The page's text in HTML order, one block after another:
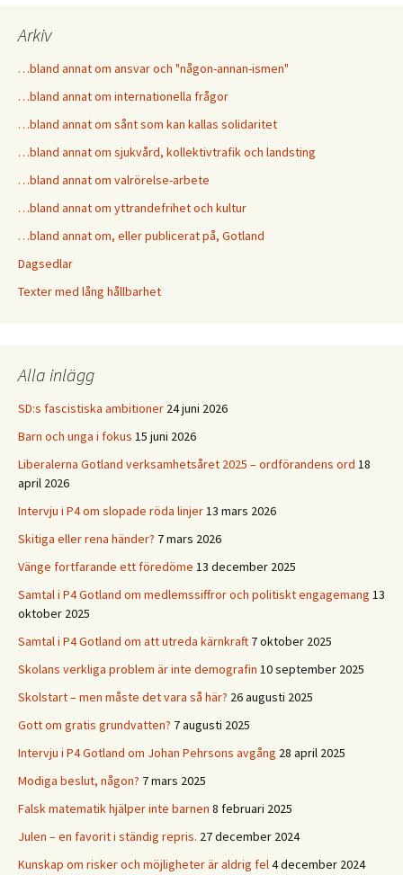
Arkiv
…bland annat om ansvar och "någon-annan-ismen"
…bland annat om internationella frågor
…bland annat om sånt som kan kallas solidaritet
…bland annat om sjukvård, kollektivtrafik och landsting
…bland annat om valrörelse-arbete
…bland annat om yttrandefrihet och kultur
…bland annat om, eller publicerat på, Gotland
Dagsedlar
Texter med lång hållbarhet
Alla inlägg
SD:s fascistiska ambitioner 24 juni 2026
Barn och unga i fokus 15 juni 2026
Liberalerna Gotland verksamhetsåret 2025 – ordförandens ord 18
april 2026
Intervju i P4 om slopade röda linjer13 mars 2026
Skitiga eller rena händer? 7 mars 2026
Vänge fortfarande ett föredöme 13 december 2025
Samtal i P4 Gotland om medlemssiffror och politiskt engagemang 13
oktober 2025
Samtal i P4 Gotland om att utreda kärnkraft 7 oktober 2025
Skolans verkliga problem är inte demografin 10 september 2025
Skolstart – men måste det vara så här? 26 augusti 2025
Gott om gratis grundvatten? 7 augusti 2025
Intervju i P4 Gotland om Johan Pehrsons avgång 28 april 2025
Modiga beslut, någon? 7 mars 2025
Falsk matematik hjälper inte barnen 8 februari 2025
Julen – en favorit i ständig repris. 27 december 2024
Kunskap om risker och möjligheter är aldrig fel4 december 2024